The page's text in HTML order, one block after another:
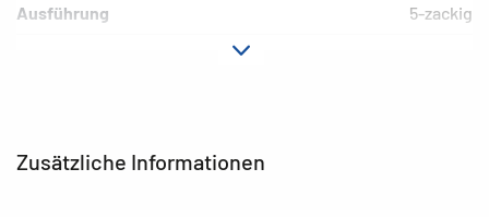
Zusätzliche Informationen
Ausführung 5-zackig